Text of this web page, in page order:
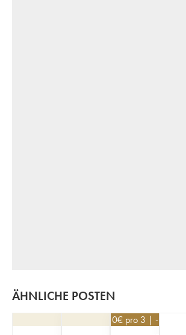
ÄHNLICHE POSTEN
53,10€ pro 3 | -10%